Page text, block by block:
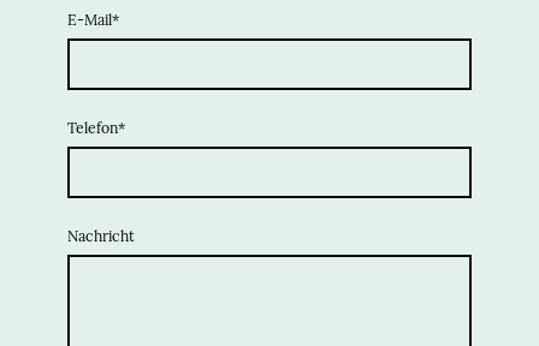
E-Mail*
Telefon*
Nachricht